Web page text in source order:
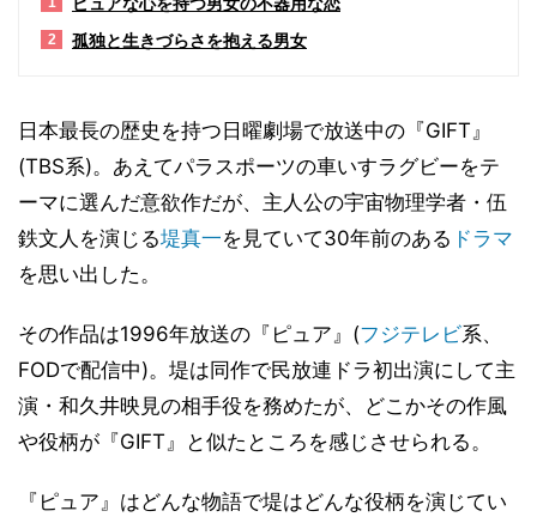
2 孤独と生きづらさを抱える男女
日本最長の歴史を持つ日曜劇場で放送中の『GIFT』
(TBS系)。あえてパラスポーツの車いすラグビーをテ
ーマに選んだ意欲作だが、主人公の宇宙物理学者・伍
鉄文人を演じる堤真一を見ていて30年前のある ドラマ
を思い出した。
その作品は1996年放送の『ピュア』(フジテレビ系、
FODで配信中)。堤は同作で民放連ドラ初出演にして主
演・和久井映見の相手役を務めたが、どこかその作風
や役柄が『GIFT』と似たところを感じさせられる。
『ピュア』はどんな物語で堤はどんな役柄を演じてい